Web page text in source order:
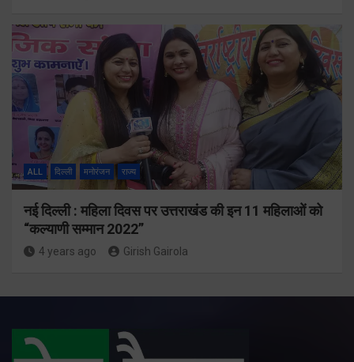
ALL दिल्ली मनोरंजन राज्य
नई दिल्ली : महिला दिवस पर उत्तराखंड की इन 11 महिलाओं को
“कल्याणी सम्मान 2022”
4 years ago Girish Gairola